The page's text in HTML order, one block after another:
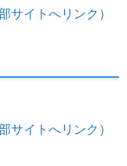
サイトへリンク）
サイトへリンク）